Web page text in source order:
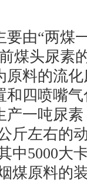
由“两煤
煤头尿素
原料的流
和四喷嘴
一吨尿
斤左右的
中5000大
煤原料的